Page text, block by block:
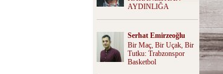
AYDINLIĞA
Serhat Emirzeoğlu
Bir Maç, Bir Uçak, Bir
Tutku: Trabzonspor
Basketbol